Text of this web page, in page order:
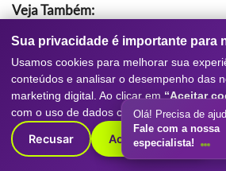
Veja Também:
A Importância De Um Especialista
Seu Site
, A Maior Empresa De Análise
A Maior Empresa De Criação De
A Maior Empresa De Criação De
Sua privacidade é importante para
Usamos cookies para melhorar sua
conteúdos e analisar o desempenho das
marketing digital. Ao clicar em “Aceitar
com o uso de dados conforme nossa
Recusar Aceitar cookies
Olá! Precisa de
Fale com a nossa
especialista!